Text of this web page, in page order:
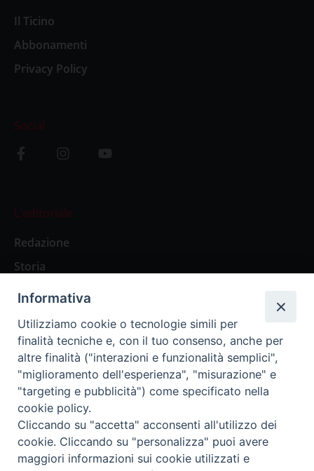
Il Ticino
Abbonamenti
Privacy Policy
Social
L’editoriale
Redazione
Storia
Abbonamenti
Abbonamento Annuale Digitale
Abbonamento Annuale Cartaceo
Abbonamento Singola Copia Digitale
Informativa
Utilizziamo cookie o tecnologie simili per
finalità tecniche e, con il tuo consenso, anche per
altre finalità ("interazioni e funzionalità semplici",
"miglioramento dell'esperienza", "misurazione" e
"targeting e pubblicità") come specificato nella
cookie policy.
Cliccando su "accetta" acconsenti all'utilizzo dei
cookie. Cliccando su "personalizza" puoi avere
maggiori informazioni sui cookie utilizzati e